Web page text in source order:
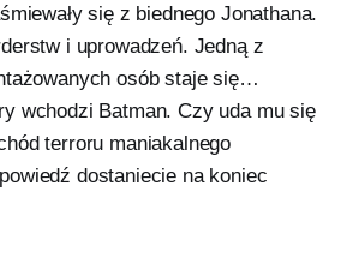
się z biednego Jonathana.
i uprowadzeń. Jedną z
osób staje się…
wchodzi Batman. Czy uda mu się
terroru maniakalnego
dostaniecie na koniec